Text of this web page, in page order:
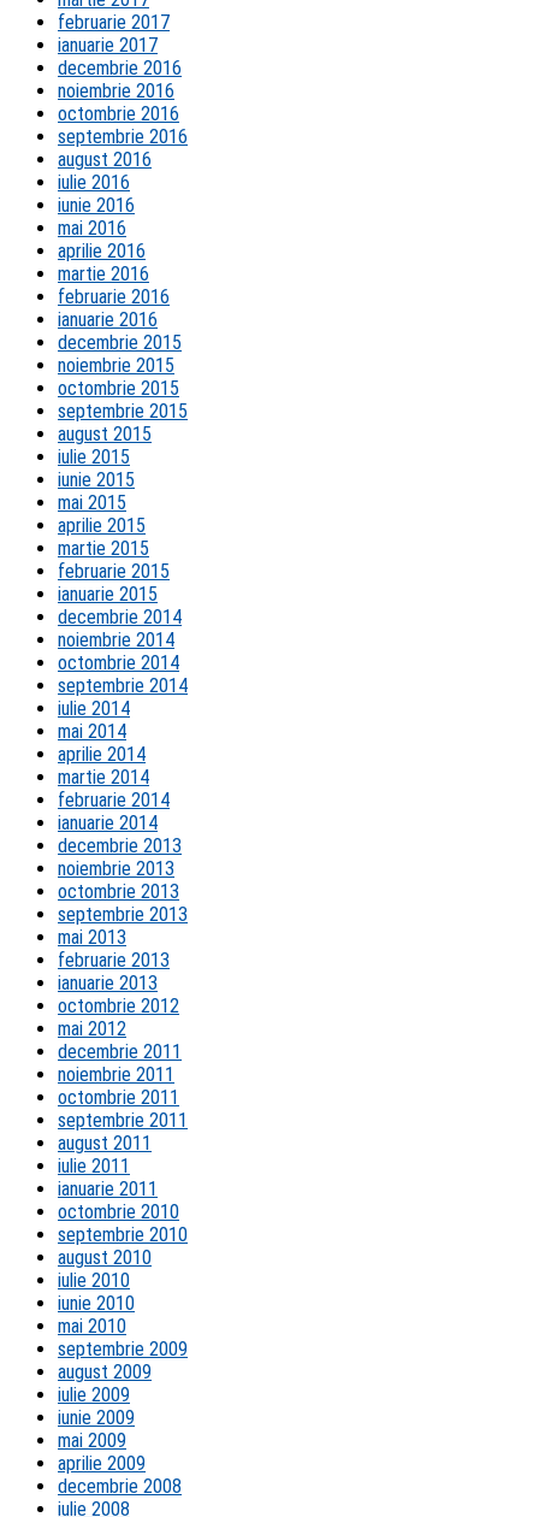
februarie 2017
ianuarie 2017
decembrie 2016
noiembrie 2016
octombrie 2016
septembrie 2016
august 2016
iulie 2016
iunie 2016
mai 2016
aprilie 2016
martie 2016
februarie 2016
ianuarie 2016
decembrie 2015
noiembrie 2015
octombrie 2015
septembrie 2015
august 2015
iulie 2015
iunie 2015
mai 2015
aprilie 2015
martie 2015
februarie 2015
ianuarie 2015
decembrie 2014
noiembrie 2014
octombrie 2014
septembrie 2014
iulie 2014
mai 2014
aprilie 2014
martie 2014
februarie 2014
ianuarie 2014
decembrie 2013
noiembrie 2013
octombrie 2013
septembrie 2013
mai 2013
februarie 2013
ianuarie 2013
octombrie 2012
mai 2012
decembrie 2011
noiembrie 2011
octombrie 2011
septembrie 2011
august 2011
iulie 2011
ianuarie 2011
octombrie 2010
septembrie 2010
august 2010
iulie 2010
iunie 2010
mai 2010
septembrie 2009
august 2009
iulie 2009
iunie 2009
mai 2009
aprilie 2009
decembrie 2008
iulie 2008